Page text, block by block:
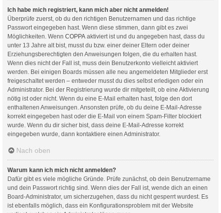
Ich habe mich registriert, kann mich aber nicht anmelden!
Überprüfe zuerst, ob du den richtigen Benutzernamen und das richtige
Passwort eingegeben hast. Wenn diese stimmen, dann gibt es zwei
Möglichkeiten. Wenn COPPA aktiviert ist und du angegeben hast, dass du
unter 13 Jahre alt bist, musst du bzw. einer deiner Eltern oder deiner
Erziehungsberechtigten den Anweisungen folgen, die du erhalten hast.
Wenn dies nicht der Fall ist, muss dein Benutzerkonto vielleicht aktiviert
werden. Bei einigen Boards müssen alle neu angemeldeten Mitglieder erst
freigeschaltet werden – entweder musst du dies selbst erledigen oder ein
Administrator. Bei der Registrierung wurde dir mitgeteilt, ob eine Aktivierung
nötig ist oder nicht. Wenn du eine E-Mail erhalten hast, folge den dort
enthaltenen Anweisungen. Ansonsten prüfe, ob du deine E-Mail-Adresse
korrekt eingegeben hast oder die E-Mail von einem Spam-Filter blockiert
wurde. Wenn du dir sicher bist, dass deine E-Mail-Adresse korrekt
eingegeben wurde, dann kontaktiere einen Administrator.
Nach oben
Warum kann ich mich nicht anmelden?
Dafür gibt es viele mögliche Gründe. Prüfe zunächst, ob dein Benutzername
und dein Passwort richtig sind. Wenn dies der Fall ist, wende dich an einen
Board-Administrator, um sicherzugehen, dass du nicht gesperrt wurdest. Es
ist ebenfalls möglich, dass ein Konfigurationsproblem mit der Website